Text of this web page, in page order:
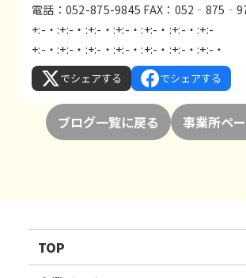
電話：052-875-9845 FAX：
+:-・:+:-・:+:-・:+:-・:+:-・:+:-・:+:-
+:-・:+:-・:+:-・:+:-・:+:-・:+:-・:+:-・
でシェアする でシェアする
ブログ一覧に戻る 事業所ペ
TOP